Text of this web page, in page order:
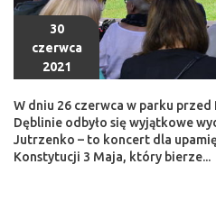
30
czerwca
2021
W dniu 26 czerwca w parku przed
Dęblinie odbyło się wyjątkowe
Jutrzenko – to koncert dla
Konstytucji 3 Maja, który bierze...